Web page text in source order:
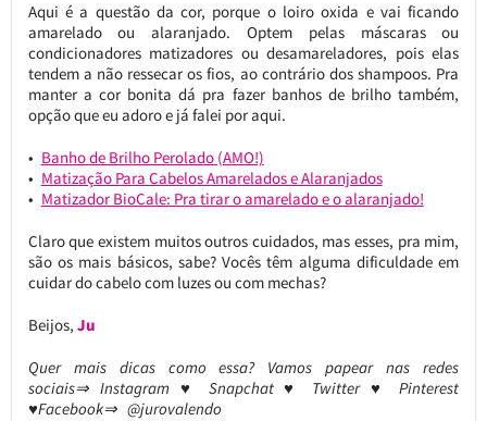
Aqui é a questão da cor, porque o loiro oxida e vai ficando
amarelado ou alaranjado. Optem pelas máscaras ou
condicionadores matizadores ou desamareladores, pois elas
tendem a não ressecar os fios, ao contrário dos shampoos. Pra
manter a cor bonita dá pra fazer banhos de brilho também,
opção que eu adoro e já falei por aqui.
Banho de Brilho Perolado (AMO!)
Matização Para Cabelos Amarelados e Alaranjados
Matizador BioCale: Pra tirar o amarelado e o alaranjado!
Claro que existem muitos outros cuidados, mas esses, pra mim,
são os mais básicos, sabe? Vocês têm alguma dificuldade em
cuidar do cabelo com luzes ou com mechas?
Beijos, Ju
Quer mais dicas como essa? Vamos papear nas redes
sociais⇒ Instagram ♥ Snapchat ♥ Twitter ♥ Pinterest
♥Facebook⇒ @jurovalendo